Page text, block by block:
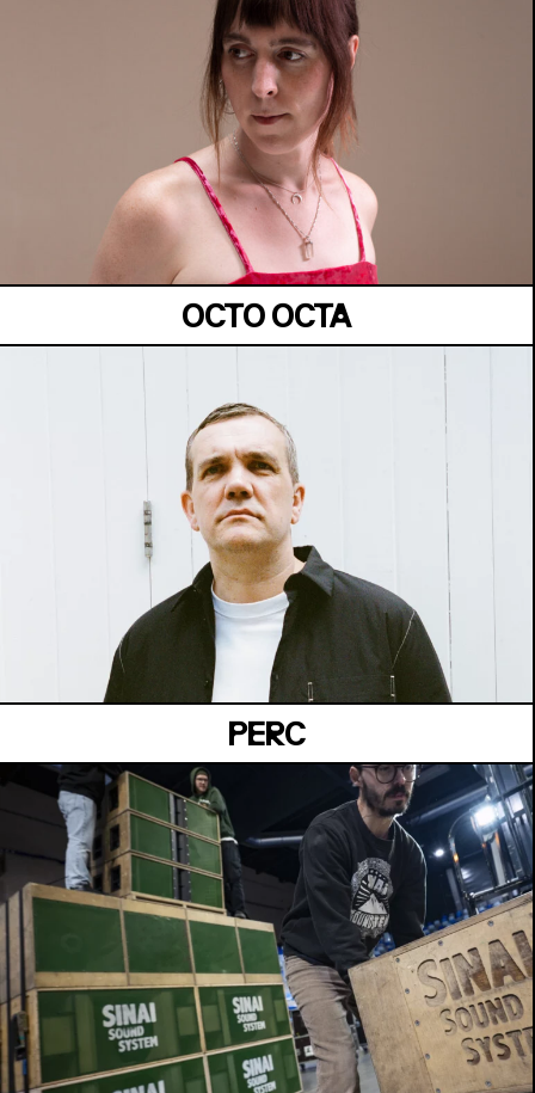
OCTO OCTA
MANOIR DE KEROUAL
Samedi 04 juillet
PERC
MANOIR DE KEROUAL
Samedi 04 juillet
VAUBAN
Dimanche 05 juillet